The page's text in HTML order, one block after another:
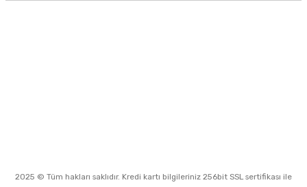
2025 © Tüm hakları saklıdır. Kredi kartı bilgileriniz 256bit SSL sertifikası ile